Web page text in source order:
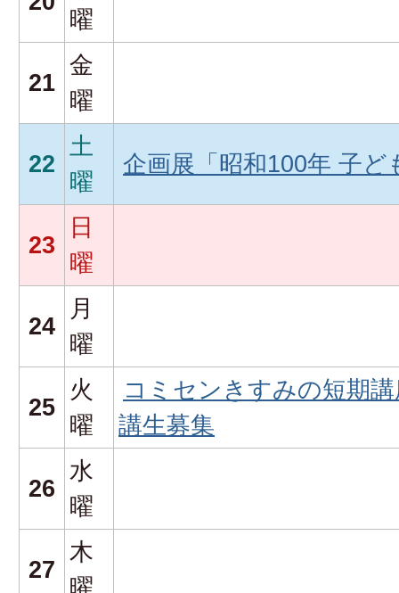
曜
21
金
曜
22
土
曜
企画展「昭和100年 子
23
日
曜
24
月
曜
25
火
曜
コミセンきすみの短期
講生募集
26
水
曜
27
木
曜